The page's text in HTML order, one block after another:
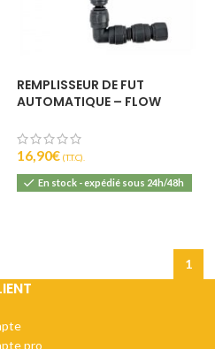
REMPLISSEUR DE FUT
AUTOMATIQUE – FLOW
16,90€ (T.T.C).
En stock - expédié sous 24h/48h
1
pro